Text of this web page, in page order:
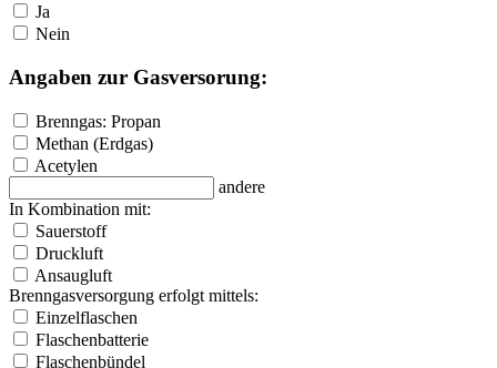
Ja
Nein
Angaben zur Gasversorung:
Brenngas: Propan
Methan (Erdgas)
Acetylen
andere
In Kombination mit:
Sauerstoff
Druckluft
Ansaugluft
Brenngasversorgung erfolgt mittels:
Einzelflaschen
Flaschenbatterie
Flaschenbündel